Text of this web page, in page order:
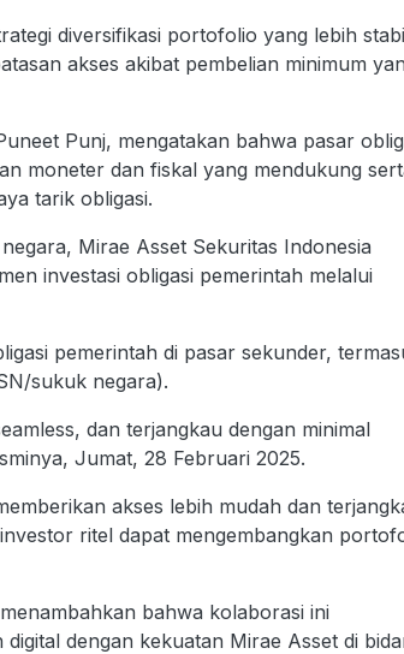
diversifikasi portofolio yang lebih
akses akibat pembelian minimum
Punj, mengatakan bahwa pasar
moneter dan fiskal yang mendukung
tarik obligasi.
Mirae Asset Sekuritas Indonesia
investasi obligasi pemerintah melalui
pemerintah di pasar sekunder,
sukuk negara).
dan terjangkau dengan minimal
Jumat, 28 Februari 2025.
akses lebih mudah dan
ritel dapat mengembangkan
bahwa kolaborasi ini
dengan kekuatan Mirae Asset di